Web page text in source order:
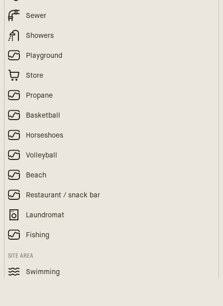
Sewer
Showers
Playground
Store
Propane
Basketball
Horseshoes
Volleyball
Beach
Restaurant / snack bar
Laundromat
Fishing
SITE AREA
Swimming